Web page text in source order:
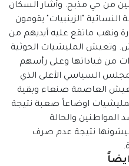
اعتقلت 4 مواطنين من حي مذبح. وأشار السكان
"الزينبيات" يقومون
ونهب ماتقع عليه أيديهم من
وتعيش المليشيات الحوثية
من قياداتها وعلى رأسهم
السياسي الأعلى الذي
العاصمة صنعاء وبقية
اوضاعاً صعبة نتيجة
والحالة
نتيجة عدم صرف